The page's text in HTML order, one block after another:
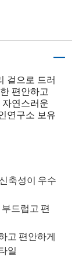
겉으로 드러
편안하고
연스러운
연구소 보유
축성이 우수
드럽고 편
고 편안하게
일